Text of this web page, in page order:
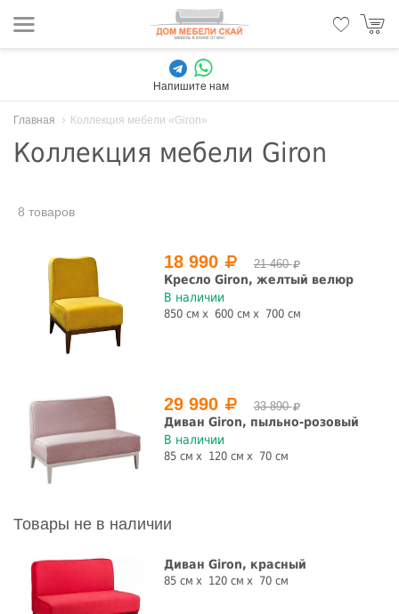
Напишите нам
Главная Коллекция мебели «Giron»
Коллекция мебели Giron
8 товаров
18 990 21 460
Кресло Giron, желтый велюр
В наличии
850 см 600 см 700 см
29 990 33 890
Диван Giron, пыльно-розовый
В наличии
85 см 120 см 70 см
Товары не в наличии
Диван Giron, красный
85 см 120 см 70 см